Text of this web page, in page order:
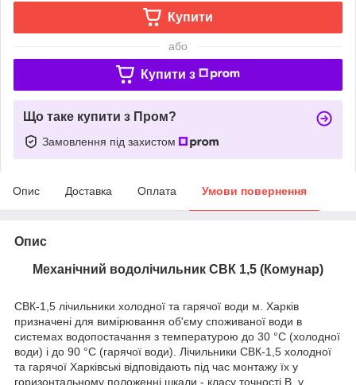
Купити
або
Купити з
Що таке купити з Пром?
Замовлення під захистом
Опис Доставка Оплата Умови повернення
Опис
Механічний водолічильник СВК 1,5 (Комунар)
СВК-1,5 лічильники холодної та гарячої води м. Харків
призначені для вимірювання об'єму споживаної води в
системах водопостачання з температурою до 30 °С (холодної
води) і до 90 °С (гарячої води). Лічильники СВК-1,5 холодної
та гарячої Харківські відповідають під час монтажу їх у
горизонтальному положенні шкали - класу точності В, у